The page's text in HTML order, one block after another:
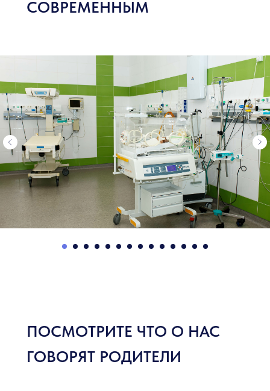
СОВРЕМЕННЫМ
ПАЛАТАМИ ПОВЫШЕННОЙ
КОМФОРТНОСТИ
ПОСМОТРИТЕ ЧТО О НАС
ГОВОРЯТ РОДИТЕЛИ